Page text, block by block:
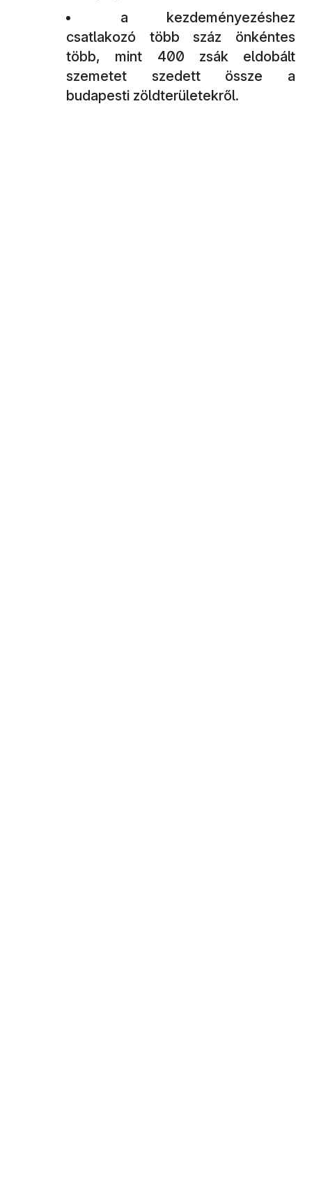
a kezdeményezéshez
csatlakozó több száz önkéntes
több, mint 400 zsák eldobált
szemetet szedett össze a
budapesti zöldterületekről.